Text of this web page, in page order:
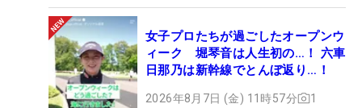
畑岡奈紗、岩井明愛、岩井千怜、勝みなみ
17.3月23日付の世界ランキング上位75人
佐久間朱莉、菅楓華、河本結、荒木優奈、神谷そ
ら、鈴木愛、小祝さくら
女子プロたちが過ごしたオープンウ
ィーク 堀琴音は人生初の…！ 六車
日那乃は新幹線でとんぼ返り…！
2026年8月7日 (金) 11時57分 1